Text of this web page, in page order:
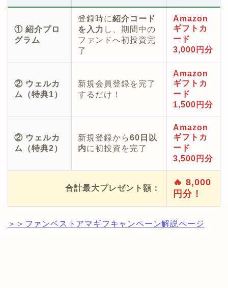
① 紹介プロ
グラム
登録時に紹介コード
を入力 し、期間中の
ファンドへ初投資完
了
Amazon
ギフトカ
ード
3,000円分
② ウェルカ
ム（特典1）
新規会員登録を完了
するだけ！
Amazon
ギフトカ
ード
1,500円分
② ウェルカ
ム（特典2）
新規登録から60日以
内に初投資を完了
Amazon
ギフトカ
ード
3,500円分
合計最大プレゼント額：
🔥 8,000
円分！
＞＞ファンベストアマギフキャンペーン解説ページ